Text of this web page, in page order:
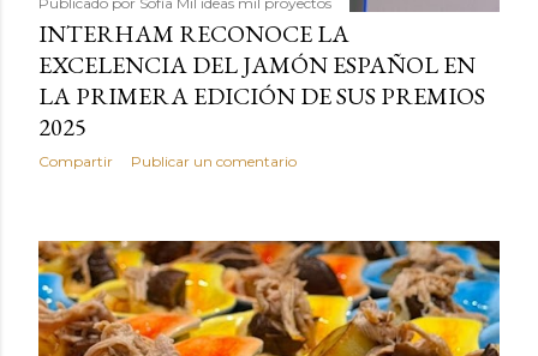
INTERHAM RECONOCE LA
EXCELENCIA DEL JAMÓN ESPAÑOL EN
LA PRIMERA EDICIÓN DE SUS PREMIOS
2025
Compartir Publicar un comentario